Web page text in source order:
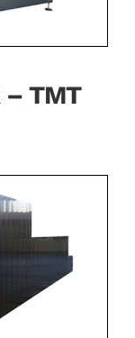
– TMT